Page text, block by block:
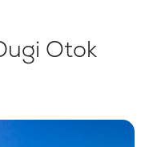
Otok